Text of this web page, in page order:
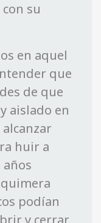
su
en aquel
que
de que
aislado en
huir a
podían